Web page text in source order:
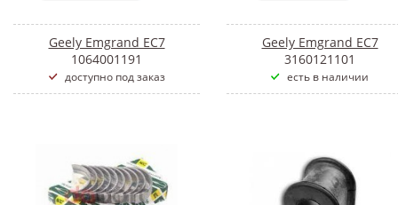
Geely Emgrand EC7
1064001191
доступно под заказ
Geely Emgrand EC7
3160121101
есть в наличии